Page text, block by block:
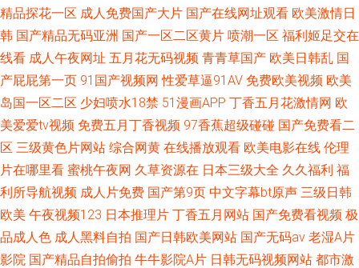
精品探花一区 成人免费国产大片 国产在线网址观看 欧美激情日
韩 国产精品无码亚洲 国产一区二区黄片 喷潮一区 福利姬足交在
线看 成人午夜网址 五月花无码视频 青青草国产 欧美日韩乱 国
产屁屁第一页 91国产视频网 性爱草逼91AV 免费欧美视频 欧美
岛国一区二区 少妇喷水18禁 51漫画APP 丁香五月花激情网 欧
美爱爱tv视频 免费五月丁香视频 97香蕉超级碰碰 国产免费看二
区 三级黄色片网站 综合网黄 在线播放观看 欧美电影在线 伦理
片在哪里看 蜜桃午夜网 久草资源在 日本三级大全 久久福利 福
利所导航视频 成人片免费 国产第9页 中文字幕bt原声 三级日韩
欧美 午夜视频123 日本推理片 丁香五月网站 国产免费看视频 极
品成人色 成人黑料自拍 国产日韩欧美网站 国产无码av 老湿A片
影院 国产精品自拍偷拍 牛牛影院A片 日韩无码视频网站 都市激